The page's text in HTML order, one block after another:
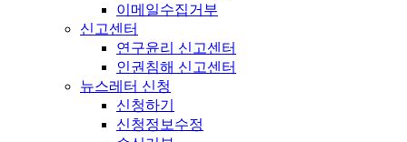
이메일수집거부
신고센터
연구윤리 신고센터
인권침해 신고센터
뉴스레터 신청
신청하기
신청정보수정